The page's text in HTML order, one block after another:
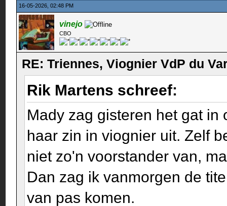
16-05-2026, 02:48 PM
vinejo
CBO
RE: Triennes, Viognier VdP du
Rik Martens schreef:
Mady zag gisteren het gat
haar zin in viognier uit. Zelf
niet zo'n voorstander van,
Dan zag ik vanmorgen de
van pas komen.